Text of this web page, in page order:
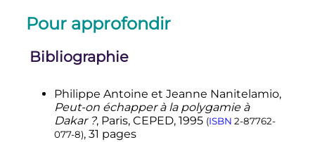
Pour approfondir
Bibliographie
Philippe Antoine et Jeanne Nanitelamio,
Peut-on échapper à la polygamie à
Dakar ?, Paris, CEPED, 1995 (ISBN 2-87762-
077-8), 31 pages